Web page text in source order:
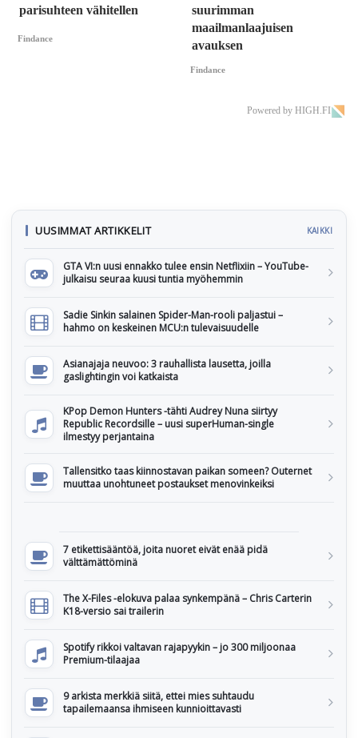
parisuhteen vähitellen
Findance
suurimman
maailmanlaajuisen
avauksen
Findance
Powered by HIGH.FI
UUSIMMAT ARTIKKELIT KAIKKI
GTA VI:n uusi ennakko tulee ensin Netflixiin – YouTube-
julkaisu seuraa kuusi tuntia myöhemmin
Sadie Sinkin salainen Spider-Man-rooli paljastui –
hahmo on keskeinen MCU:n tulevaisuudelle
Asianajaja neuvoo: 3 rauhallista lausetta, joilla
gaslightingin voi katkaista
KPop Demon Hunters -tähti Audrey Nuna siirtyy
Republic Recordsille – uusi superHuman-single
ilmestyy perjantaina
Tallensitko taas kiinnostavan paikan someen? Outernet
muuttaa unohtuneet postaukset menovinkeiksi
7 etikettisääntöä, joita nuoret eivät enää pidä
välttämättöminä
The X-Files -elokuva palaa synkempänä – Chris Carterin
K18-versio sai trailerin
Spotify rikkoi valtavan rajapyykin – jo 300 miljoonaa
Premium-tilaajaa
9 arkista merkkiä siitä, ettei mies suhtaudu
tapailemaansa ihmiseen kunnioittavasti